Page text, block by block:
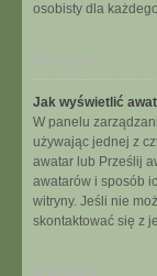
osobisty dla
Jak wyświetlić
W panelu
używając jednej z
awatar lub Prześlij
awatarów i sposób
witryny. Jeśli nie
skontaktować się z